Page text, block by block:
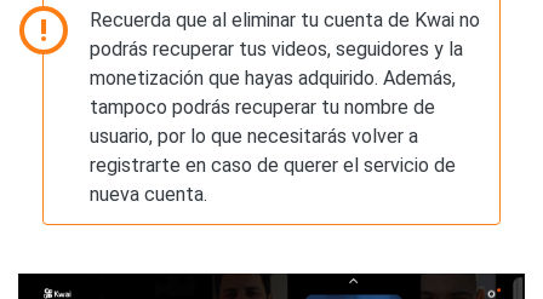
Recuerda que al eliminar tu cuenta de Kwai no
podrás recuperar tus videos, seguidores y la
monetización que hayas adquirido. Además,
tampoco podrás recuperar tu nombre de
usuario, por lo que necesitarás volver a
registrarte en caso de querer el servicio de
nueva cuenta.